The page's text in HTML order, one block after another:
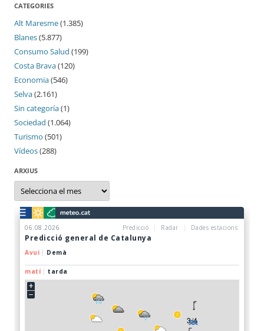
CATEGORIES
Alt Maresme(1.385)
Blanes(5.877)
Consumo Salud (199)
Costa Brava(120)
Economia(546)
Selva(2.161)
Sin categoría(1)
Sociedad (1.064)
Turismo (501)
Vídeos(288)
ARXIUS
Arxius